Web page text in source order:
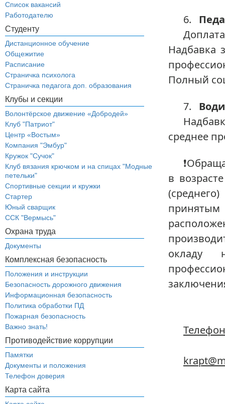
Список вакансий
Работодателю
Студенту
Дистанционное обучение
Общежитие
Расписание
Страничка психолога
Страничка педагога доп. образования
Клубы и секции
Волонтёрское движение «Добродей»
Клуб "Патриот"
Центр «Востым»
Компания "Эмбур"
Кружок "Сучок"
Клуб вязания крючком и на спицах "Модные
петельки"
Спортивные секции и кружки
Стартер
Юный сварщик
ССК "Вермысь"
Охрана труда
Документы
Комплексная безопасность
Положения и инструкции
Безопасность дорожного движения
Информационная безопасность
Политика обработки ПД
Пожарная безопасность
Важно знать!
Противодействие коррупции
Памятки
Документы и положения
Телефон доверия
Карта сайта
6.
Надбавка
Полный
7.
среднее
в
принятым
окладу